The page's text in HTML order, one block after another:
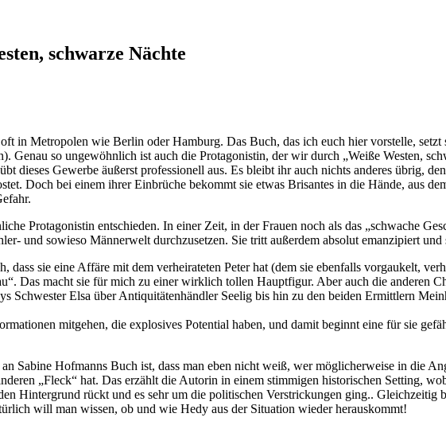
schwarze Nächte
in Metropolen wie Berlin oder Hamburg. Das Buch, das ich euch hier vorstelle, setzt
Genau so ungewöhnlich ist auch die Protagonistin, der wir durch „Weiße Westen,
dieses Gewerbe äußerst professionell aus. Es bleibt ihr auch nichts anderes übrig,
Doch bei einem ihrer Einbrüche bekommt sie etwas Brisantes in die Hände, aus
Protagonistin entschieden. In einer Zeit, in der Frauen noch als das „schwache
und sowieso Männerwelt durchzusetzen. Sie tritt außerdem absolut emanzipiert und
dass sie eine Affäre mit dem verheirateten Peter hat (dem sie ebenfalls vorgaukelt,
Das macht sie für mich zu einer wirklich tollen Hauptfigur. Aber auch die anderen
Schwester Elsa über Antiquitätenhändler Seelig bis hin zu den beiden Ermittlern
mitgehen, die explosives Potential haben, und damit beginnt eine für sie
Sabine Hofmanns Buch ist, dass man eben nicht weiß, wer möglicherweise in die
„Fleck“ hat. Das erzählt die Autorin in einem stimmigen historischen Setting,
Hintergrund rückt und es sehr um die politischen Verstrickungen ging.. Gleichzeitig
will man wissen, ob und wie Hedy aus der Situation wieder herauskommt!